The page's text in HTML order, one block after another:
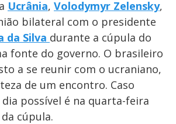
Ucrânia, Volodymyr Zelensky,
bilateral com o presidente
da Silva durante a cúpula do
fonte do governo. O brasileiro
a se reunir com o ucraniano,
de um encontro. Caso
possível é na quarta-feira
cúpula.